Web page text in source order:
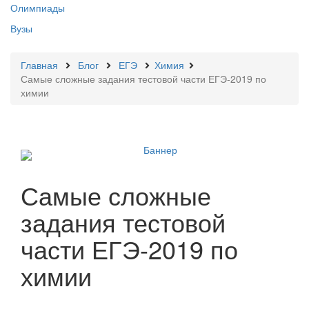
Олимпиады
Вузы
Главная Блог ЕГЭ
Химия
Самые сложные задания тестовой части ЕГЭ-2019 по
химии
Самые сложные
задания тестовой
части ЕГЭ-2019 по
химии